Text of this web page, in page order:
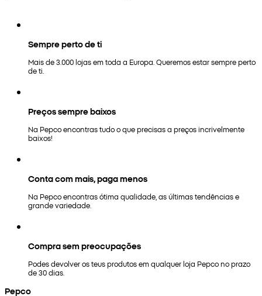
Sempre perto de ti
Mais de 3.000 lojas em toda a Europa. Queremos estar sempre perto
de ti.
Preços sempre baixos
Na Pepco encontras tudo o que precisas a preços incrivelmente
baixos!
Conta com mais, paga menos
Na Pepco encontras ótima qualidade, as últimas tendências e
grande variedade.
Compra sem preocupações
Podes devolver os teus produtos em qualquer loja Pepco no prazo
de 30 dias.
Pepco